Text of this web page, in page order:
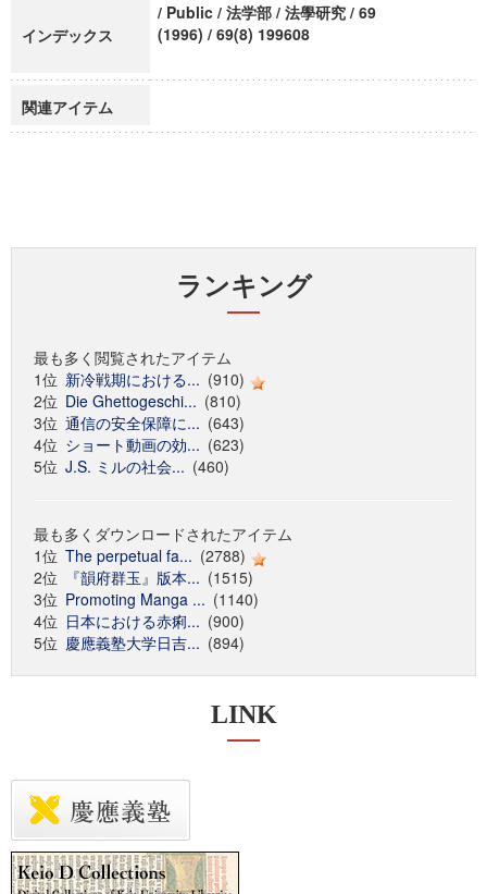
インデックス
/ Public / 法学部 / 法學研究 / 69
(1996) / 69(8) 199608
関連アイテム
ランキング
最も多く閲覧されたアイテム
1位 新冷戦期における... (910)
2位 Die Ghettogeschi... (810)
3位 通信の安全保障に... (643)
4位 ショート動画の効... (623)
5位 J.S. ミルの社会... (460)
最も多くダウンロードされたアイテム
1位 The perpetual fa... (2788)
2位
『韻府群玉』版本... (1515)
3位 Promoting Manga ... (1140)
4位 日本における赤痢... (900)
5位 慶應義塾大学日吉... (894)
LINK